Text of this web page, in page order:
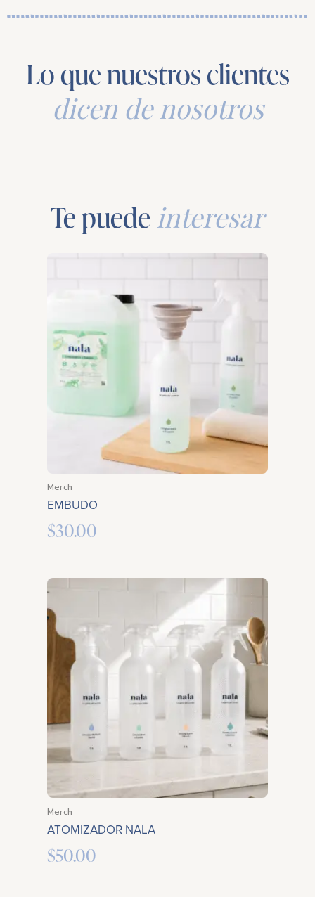
Lo que nuestros clientes
dicen de nosotros
Te puedeinteresar
Merch
EMBUDO
$30.00
Merch
ATOMIZADOR NALA
$50.00